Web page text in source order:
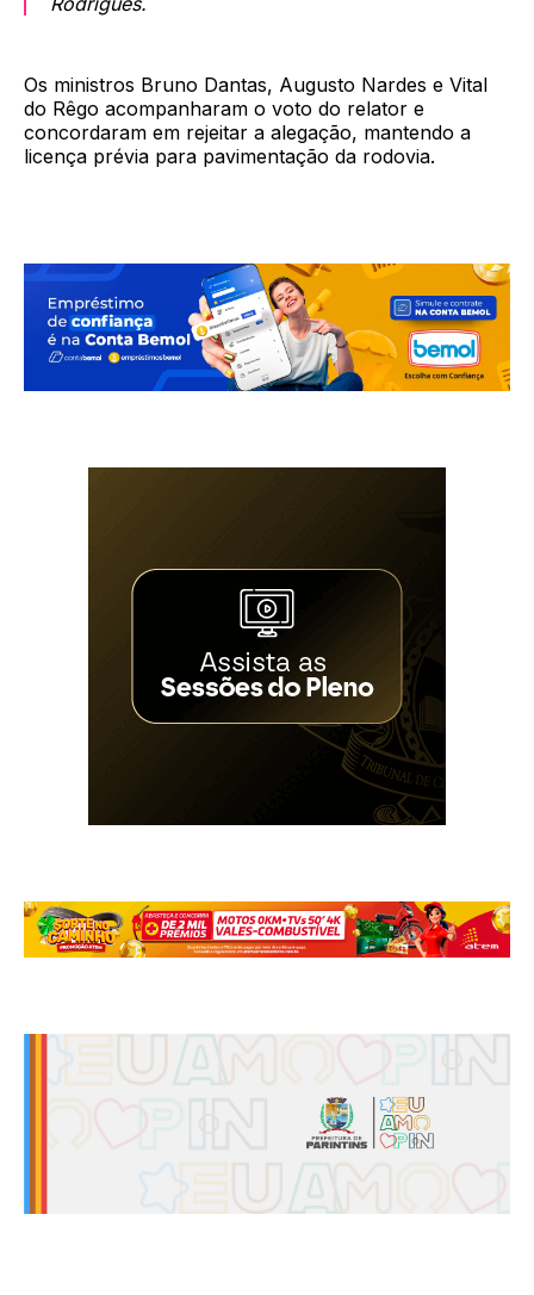
Os ministros Bruno Dantas, Augusto Nardes e Vital
do Rêgo acompanharam o voto do relator e
concordaram em rejeitar a alegação, mantendo a
licença prévia para pavimentação da rodovia.